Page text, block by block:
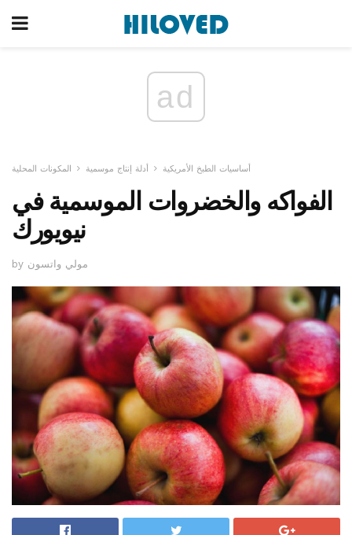
ad
أساسيات الطبخ الأمريكية أدلة إنتاج موسمية المكونات المحلية
الفواكه والخضروات الموسمية في
نيويورك
by مولي واتسون